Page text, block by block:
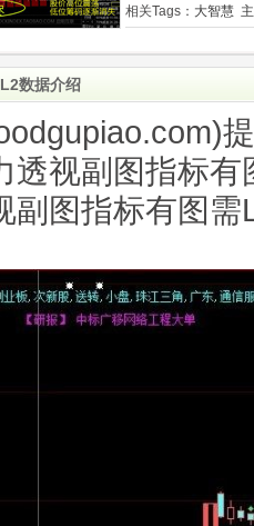
相关Tags： 大智慧
数据介绍
透视副图指标有
副图指标有图需